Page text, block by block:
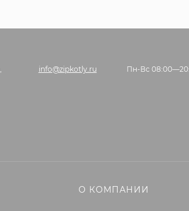
info@zipkotly.ru Пн-Вс
О КОМПАНИИ